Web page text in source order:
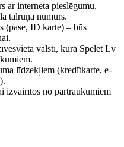
ar interneta pieslēgumu.
tālruņa numurs.
(pase, ID karte) – būs
valstī, kurā Spelet Lv
līdzekļiem (kredītkarte, e-
izvairītos no pārtraukumiem